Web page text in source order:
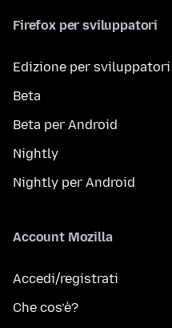
Firefox per sviluppatori
Edizione per sviluppatori
Beta
Beta per Android
Nightly
Nightly per Android
Account Mozilla
Accedi/registrati
Che cos’è?